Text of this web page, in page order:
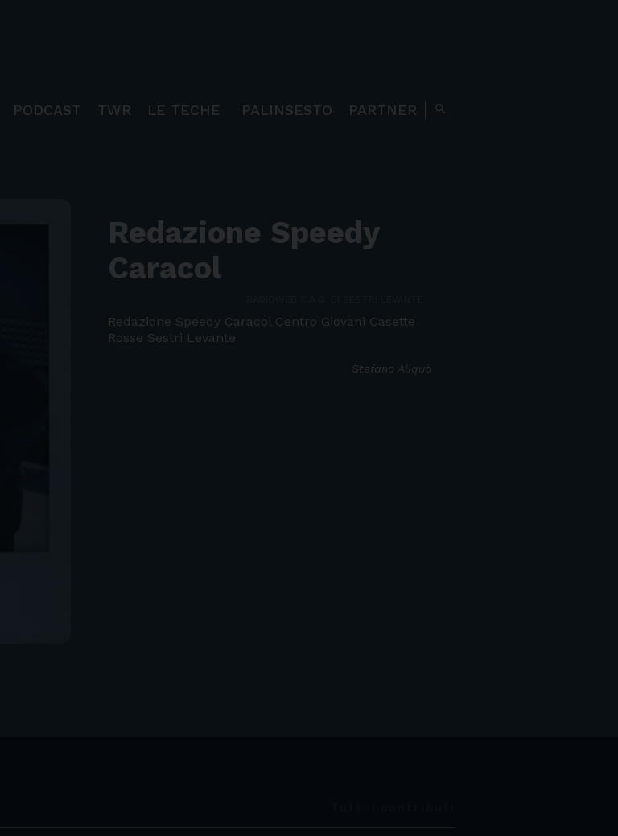
PODCAST TWR LE TECHE PALINSESTO PARTNER search
Redazione Speedy
Caracol
Redazione Speedy Caracol Centro Giovani Casette
Rosse Sestri Levante
Stefano Aliquò